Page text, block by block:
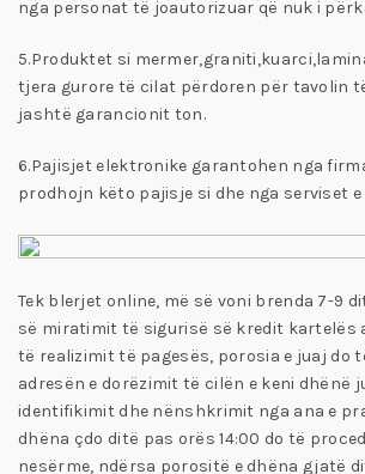
nga personat të joautorizuar që nuk i
5.Produktet si
tjera gurore të cilat përdoren për tavolin
jashtë garancionit ton.
6.Pajisjet elektronike garantohen nga
prodhojn këto pajisje si dhe nga serviset
Tek blerjet online, më së voni brenda 7-9
së miratimit të sigurisë së kredit kartelës
të realizimit të pagesës, porosia e juaj do
adresën e dorëzimit të cilën e keni dhënë
identifikimit dhe nënshkrimit nga ana e
dhëna çdo ditë pas orës 14:00 do të
nesërme, ndërsa porositë e dhëna gjatë